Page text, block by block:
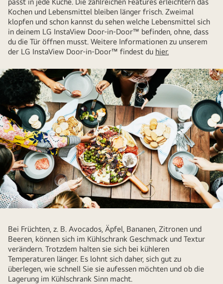
Kochen und Lebensmittel bleiben länger frisch. Zweimal
klopfen und schon kannst du sehen welche Lebensmittel sich
in deinem LG InstaView Door-in-Door™ befinden, ohne, dass
du die Tür öffnen musst. Weitere Informationen zu unserem
der LG InstaView Door-in-Door™ findest du hier.
genießen
ein
Festtagsessen,
bevor
sie
Bei Früchten, z. B. Avocados, Äpfel, Bananen, Zitronen und
Beeren, können sich im Kühlschrank Geschmack und Textur
verändern. Trotzdem halten sie sich bei kühleren
Temperaturen länger. Es lohnt sich daher, sich gut zu
überlegen, wie schnell Sie sie aufessen möchten und ob die
Lagerung im Kühlschrank Sinn macht.